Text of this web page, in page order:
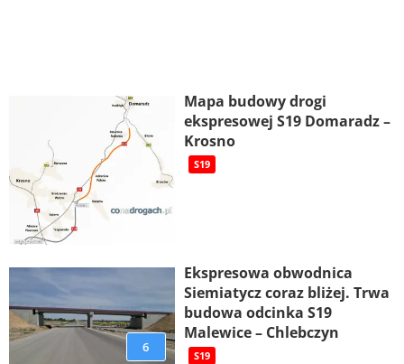
Mapa budowy drogi
ekspresowej S19 Domaradz –
Krosno
S19
6
Ekspresowa obwodnica
Siemiatycz coraz bliżej. Trwa
budowa odcinka S19
Malewice – Chlebczyn
S19